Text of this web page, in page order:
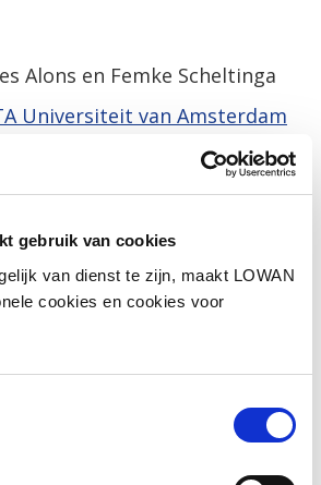
gebruik van cookies
van dienst te zijn, maakt LOWAN
cookies en cookies voor
Alons en Femke Scheltinga
Universiteit van Amsterdam